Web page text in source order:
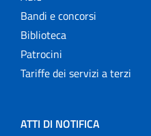
Bandi e concorsi
Biblioteca
Patrocini
Tariffe dei servizi a terzi
ATTI DI NOTIFICA